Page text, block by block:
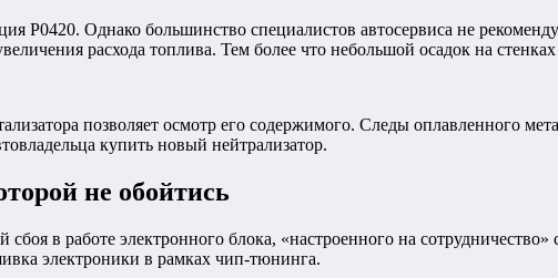
Р0420. Однако большинство специалистов автосервиса не
расхода топлива. Тем более что небольшой осадок на
позволяет осмотр его содержимого. Следы оплавленного
купить новый нейтрализатор.
не обойтись
сбоя в работе электронного блока, «настроенного на
электроники в рамках чип-тюнинга.